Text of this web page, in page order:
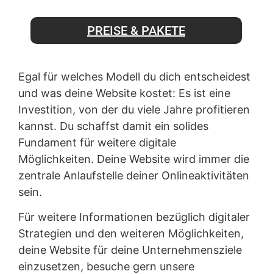
PREISE & PAKETE
Egal für welches Modell du dich entscheidest
und was deine Website kostet: Es ist eine
Investition, von der du viele Jahre profitieren
kannst. Du schaffst damit ein solides
Fundament für weitere digitale
Möglichkeiten. Deine Website wird immer die
zentrale Anlaufstelle deiner Onlineaktivitäten
sein.
Für weitere Informationen bezüglich digitaler
Strategien und den weiteren Möglichkeiten,
deine Website für deine Unternehmensziele
einzusetzen, besuche gern unsere